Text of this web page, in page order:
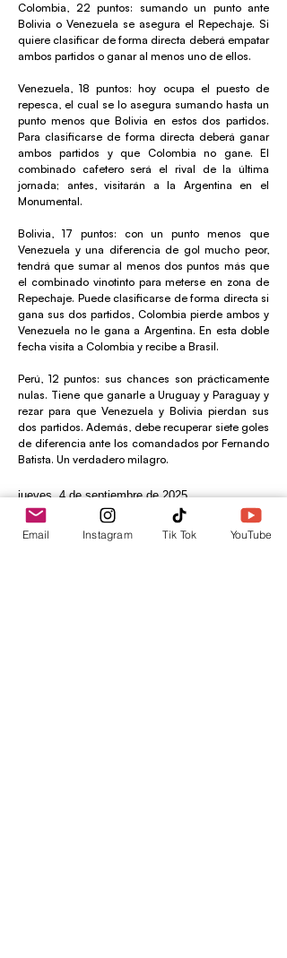
Colombia, 22 puntos: sumando un punto ante
Bolivia o Venezuela se asegura el Repechaje. Si
quiere clasificar de forma directa deberá empatar
ambos partidos o ganar al menos uno de ellos.
Venezuela, 18 puntos: hoy ocupa el puesto de
repesca, el cual se lo asegura sumando hasta un
punto menos que Bolivia en estos dos partidos.
Para clasificarse de forma directa deberá ganar
ambos partidos y que Colombia no gane. El
combinado cafetero será el rival de la última
jornada; antes, visitarán a la Argentina en el
Monumental.
Bolivia, 17 puntos: con un punto menos que
Venezuela y una diferencia de gol mucho peor,
tendrá que sumar al menos dos puntos más que
el combinado vinotinto para meterse en zona de
Repechaje. Puede clasificarse de forma directa si
gana sus dos partidos, Colombia pierde ambos y
Venezuela no le gana a Argentina. En esta doble
fecha visita a Colombia y recibe a Brasil.
Perú, 12 puntos: sus chances son prácticamente
nulas. Tiene que ganarle a Uruguay y Paraguay y
rezar para que Venezuela y Bolivia pierdan sus
dos partidos. Además, debe recuperar siete goles
de diferencia ante los comandados por Fernando
Batista. Un verdadero milagro.
jueves, 4 de septiembre de 2025
Previa
Email Instagram Tik Tok YouTube